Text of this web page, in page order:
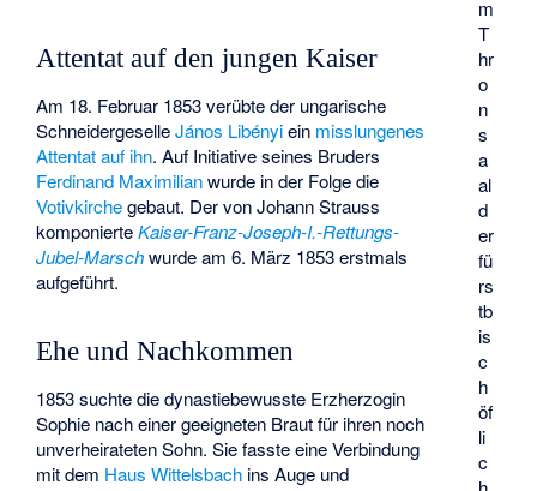
m
T
hr
o
n
s
a
al
d
er
fü
rs
tb
is
c
h
öf
li
c
Attentat auf den jungen Kaiser
Am 18. Februar 1853 verübte der ungarische
SchneidergeselleJános Libényiein misslungenes
Attentat auf ihn. Auf Initiative seines Bruders
Ferdinand Maximilianwurde in der Folge die
Votivkirchegebaut. Der von Johann Strauss
komponierteKaiser-Franz-Joseph-I.-Rettungs-
Jubel-Marschwurde am 6. März 1853 erstmals
aufgeführt.
Ehe und Nachkommen
1853 suchte die dynastiebewusste Erzherzogin
Sophie nach einer geeigneten Braut für ihren noch
unverheirateten Sohn. Sie fasste eine Verbindung
mit dem Haus Wittelsbach ins Auge und